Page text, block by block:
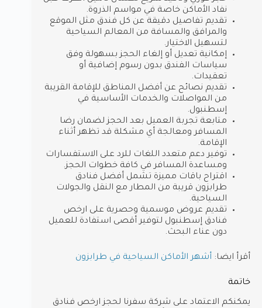
نفاد الأماكن خاصة في مواسم الذروة.
تقديم تفاصيل دقيقة عن كل فندق مثل الموقع
والمرافق والمسافة من المعالم السياحية
لتسهيل الاختيار.
إمكانية تعديل أو إلغاء الحجز بسهولة وفق
سياسات الفندق بدون رسوم إضافية أو
تعقيدات.
تقديم نصائح عن أفضل المناطق للإقامة القريبة
من المواصلات والخدمات الأساسية في
إسطنبول.
متابعة تجربة العميل بعد الحجز لضمان رضا
المسافر ومعالجة أي مشكلة قد تظهر أثناء
الإقامة.
توفير دعم متعدد اللغات للرد على الاستفسارات
ومساعدة المسافر في كافة خطوات الحجز.
اقتراح باقات مميزة تشمل أفضل فنادق
طرابزون قريبة من المطار مع النقل والجولات
السياحية.
تقديم عروض موسمية وحصرية على ارخص
فنادق إسطنبول لتوفير أقصى استفادة للعميل
دون عناء البحث.
أقرأ ايضا: أشهر الأماكن السياحية في طرابزون
خاتمة
يمكنكم الاعتماد على شركة سفرنا لحجز ارخص فنادق